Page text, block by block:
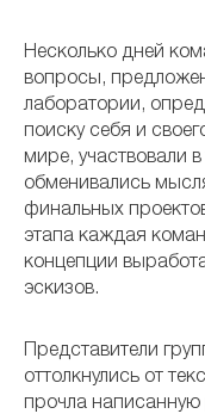
Несколько дней
вопросы,
лаборатории,
поиску себя и
мире, участвовали
обменивались
финальных
этапа каждая
концепции
эскизов.
Представители
оттолкнулись от
прочла